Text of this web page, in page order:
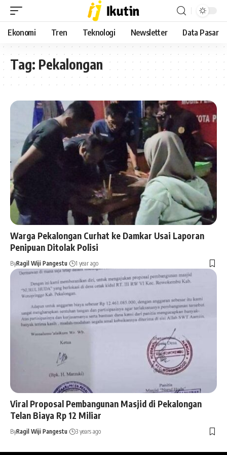
Ekonomi Tren Teknologi Newsletter Data Pasar
Tag: Pekalongan
Warga Pekalongan Curhat ke Damkar Usai Laporan
Penipuan Ditolak Polisi
ByRagil Wiji Pangestu 1 year ago
Viral Proposal Pembangunan Masjid di Pekalongan
Telan Biaya Rp 12 Miliar
ByRagil Wiji Pangestu 3 years ago